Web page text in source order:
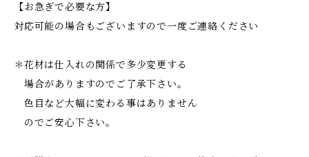
【お急ぎで必要な方】
対応可能の場合もございますので一度ご連絡ください
＊花材は仕入れの関係で多少変更する
場合がありますのでご了承下さい。
色目など大幅に変わる事はありません
のでご安心下さい。